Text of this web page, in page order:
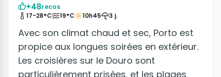
+48recos
17-28°C
19°C 10h45 3 j.
Avec son climat chaud et sec, Porto est
propice aux longues soirées en extérieur.
Les croisières sur le Douro sont
particulièrement prisées, et les plages